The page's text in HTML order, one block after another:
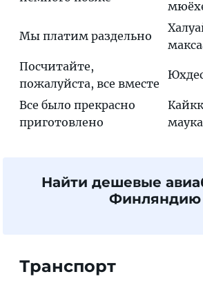
Мы платим раздельно
Посчитайте,
пожалуйста, все вместе
Все было прекрасно
приготовлено
Найти дешевые
Финляндию
Транспорт